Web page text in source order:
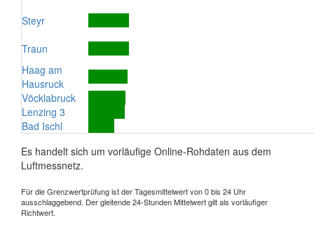
Steyr
Traun
Haag am
Hausruck
Vöcklabruck
Lenzing 3
Bad Ischl
Es handelt sich um vorläufige Online-Rohdaten aus dem
Luftmessnetz.
Für die Grenzwertprüfung ist der Tagesmittelwert von 0 bis 24 Uhr
ausschlaggebend. Der gleitende 24-Stunden Mittelwert gilt als vorläufiger
Richtwert.